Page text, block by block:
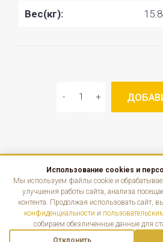
Вес(кг):
КАТАЛОГ
ИНФОРМАЦИЯ
КОНТАКТЫ
Использование cookies и
Мы используем файлы cookie и
улучшения работы сайта, анализа
контента. Продолжая использовать сайт,
конфиденциальности и
собираем обезличенные данные для
Отклонить